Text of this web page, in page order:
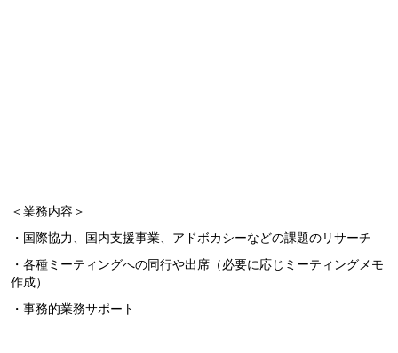
＜業務内容＞
・国際協力、国内支援事業、アドボカシーなどの課題のリサーチ
・各種ミーティングへの同行や出席（必要に応じミーティングメモ
作成）
・事務的業務サポート